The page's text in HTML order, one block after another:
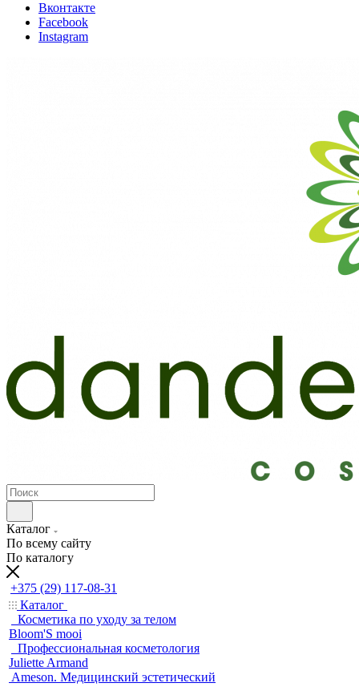
Вконтакте
Facebook
Instagram
Каталог
По всему сайту
По каталогу
+375 (29) 117-08-31
Каталог
Косметика по уходу за телом
Bloom'S mooi
Профессиональная косметология
Juliette Armand
Ameson. Медицинский эстетический